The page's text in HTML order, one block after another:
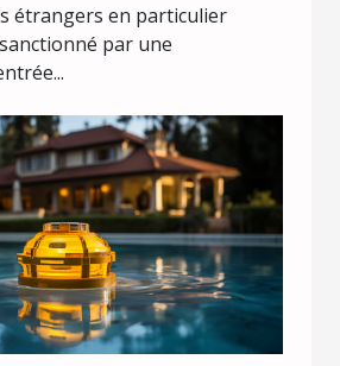
étrangers en particulier
par une